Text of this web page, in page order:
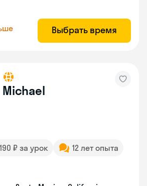
Выбрать время
Michael
₽ за урок
12 лет опыта